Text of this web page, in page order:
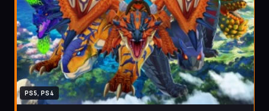
PS5, PS4